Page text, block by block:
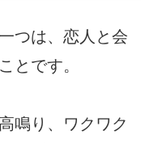
つは、恋人と会
とです。
鳴り、ワクワク